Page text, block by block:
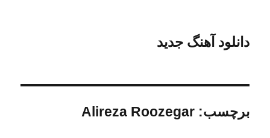
دانلود آهنگ جدید
برچسب:Alireza Roozegar